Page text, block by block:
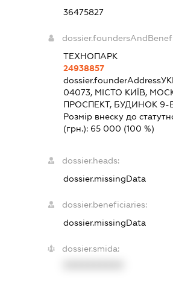
36475827
ТЕХНОПАРК
24938857
dossier.founderAddress
04073, МІСТО КИЇВ,
ПРОСПЕКТ, БУДИНОК 9-
Розмір внеску до
(грн.): 65 000 (100 %)
dossier.heads:
dossier.missingData
dossier.beneficiaries:
dossier.missingData
dossier.smida: